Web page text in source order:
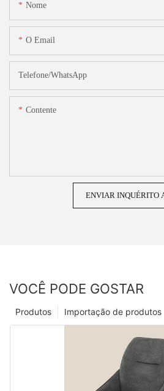
Nome
O Email
Telefone/WhatsApp
Contente
ENVIAR INQUÉRITO
VOCÊ PODE GOSTAR
Importação de produtos
Produtos